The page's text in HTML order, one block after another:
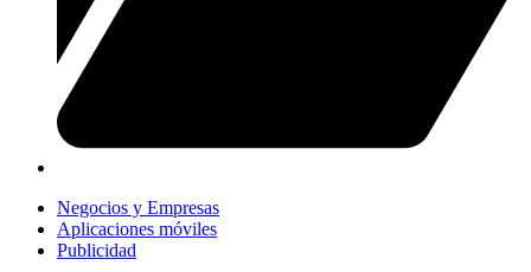
Negocios y Empresas
Aplicaciones móviles
Publicidad